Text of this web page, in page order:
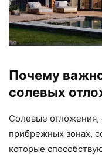
Почему
солевых
Солевые отложения,
прибрежных зонах,
которые